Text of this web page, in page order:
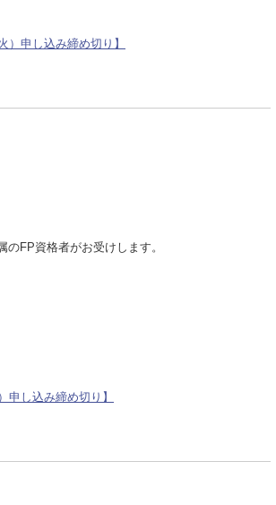
）申し込み締め切り】
FP資格者がお受けします。
申し込み締め切り】